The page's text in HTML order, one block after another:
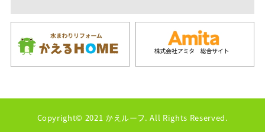
Copyright© 2021 かえルーフ. All Rights Reserved.